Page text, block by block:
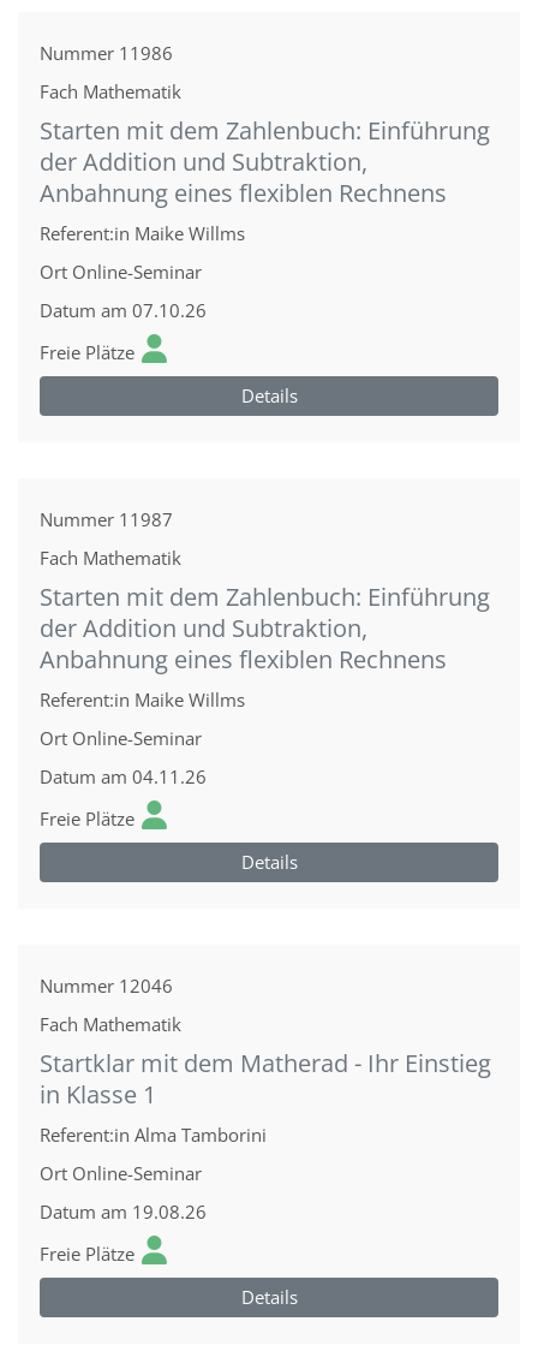
Nummer 11986
Fach Mathematik
Starten mit dem Zahlenbuch: Einführung
der Addition und Subtraktion,
Anbahnung eines flexiblen Rechnens
Referent:in Maike Willms
Ort Online-Seminar
Datum am 07.10.26
Freie Plätze
Details
Nummer 11987
Fach Mathematik
Starten mit dem Zahlenbuch: Einführung
der Addition und Subtraktion,
Anbahnung eines flexiblen Rechnens
Referent:in Maike Willms
Ort Online-Seminar
Datum am 04.11.26
Freie Plätze
Details
Nummer 12046
Fach Mathematik
Startklar mit dem Matherad - Ihr Einstieg
in Klasse 1
Referent:in Alma Tamborini
Ort Online-Seminar
Datum am 19.08.26
Freie Plätze
Details